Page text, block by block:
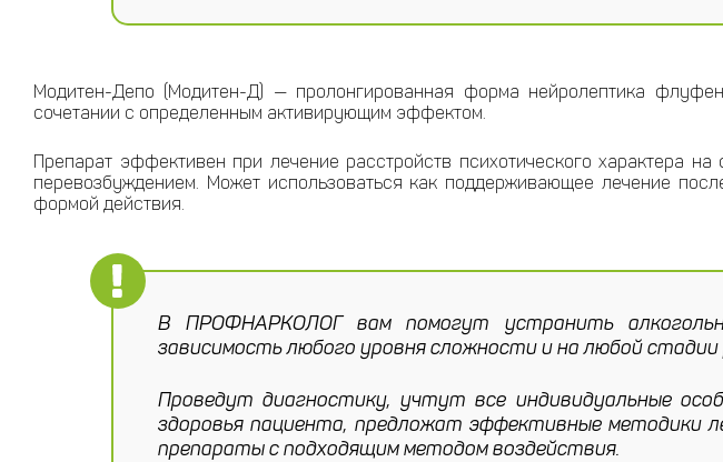
Модитен-Депо (Модитен-Д) — пролонгированная форма нейролептика
сочетании с определенным активирующим эффектом.
Препарат эффективен при лечение расстройств психотического характера
перевозбуждением. Может использоваться как поддерживающее лечение
формой действия.
В ПРОФНАРКОЛОГ вам помогут устранить
зависимость любого уровня сложности и на любой стадии
Проведут диагностику, учтут все индивидуальные
здоровья пациента, предложат эффективные методики
препараты с подходящим методом воздействия.